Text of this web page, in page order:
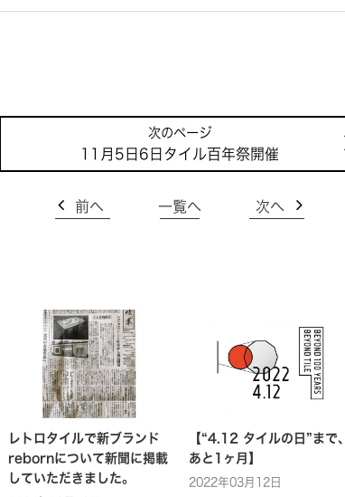
11月5日6日タイル百年祭開催
前へ 一覧へ 次へ
レトロタイルで新ブランド
rebornについて新聞に掲載
していただきました。
【“4.12 タイルの日”まで、
あと1ヶ月】
2022年03月12日